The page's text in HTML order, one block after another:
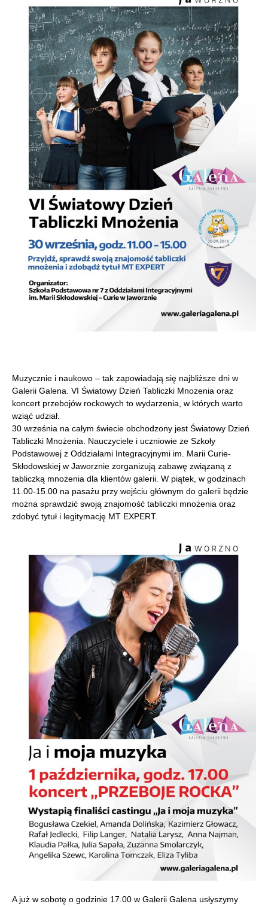
Muzycznie i naukowo – tak zapowiadają się najbliższe dni w
Galerii Galena. VI Światowy Dzień Tabliczki Mnożenia oraz
koncert przebojów rockowych to wydarzenia, w których warto
wziąć udział.
30 września na całym świecie obchodzony jest Światowy Dzień
Tabliczki Mnożenia. Nauczyciele i uczniowie ze Szkoły
Podstawowej z Oddziałami Integracyjnymi im. Marii Curie-
Skłodowskiej w Jaworznie zorganizują zabawę związaną z
tabliczką mnożenia dla klientów galerii. W piątek, w godzinach
11.00-15.00 na pasażu przy wejściu głównym do galerii będzie
można sprawdzić swoją znajomość tabliczki mnożenia oraz
zdobyć tytuł i legitymację MT EXPERT.
A już w sobotę o godzinie 17.00 w Galerii Galena usłyszymy